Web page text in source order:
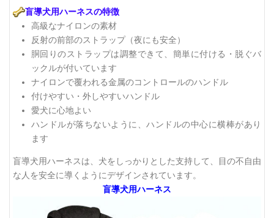
盲導犬用ハーネスの特徴
高級なナイロンの素材
反射の前部のストラップ（夜にも安全）
胴回りのストラップは調整できて、簡単に付ける・脱ぐバ
ックルが付いています
ナイロンで覆われる金属のコントロールのハンドル
付けやすい・外しやすいハンドル
愛犬に心地よい
ハンドルが落ちないように、ハンドルの中心に横棒があり
ます
盲導犬用ハーネスは、犬をしっかりとした支持して、目の不自由
な人を安全に導くようにデザインされています。
盲導犬用ハーネス